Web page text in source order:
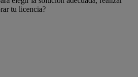
tu licencia?